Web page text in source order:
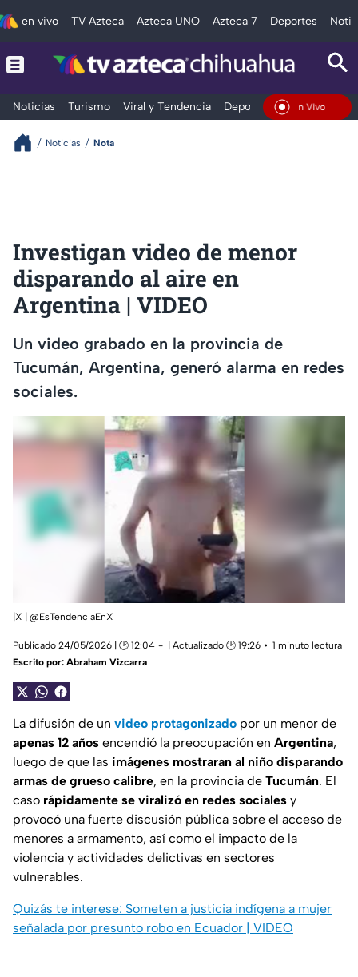
en vivo TV Azteca Azteca UNO Azteca 7 Deportes
Noticias Turismo Viral y Tendencia Deportes Espectáculos
En Vivo
Noticias Nota
Investigan video de menor
disparando al aire en
Argentina | VIDEO
Un video grabado en la provincia de
Tucumán, Argentina, generó alarma en redes
sociales.
|X | @EsTendenciaEnX
Publicado 24/05/2026 | 🕑 12:04 | Actualizado 🕑 19:26
1 minuto lectura
Escrito por: Abraham Vizcarra
La difusión de un video protagonizado por un menor de
apenas 12 años encendió la preocupación en Argentina,
luego de que las imágenes mostraran al niño disparando
armas de grueso calibre, en la provincia de Tucumán. El
caso rápidamente se viralizó en redes sociales y
provocó una fuerte discusión pública sobre el acceso de
menores a armamento, así como el impacto de la
violencia y actividades delictivas en sectores
vulnerables.
Quizás te interese: Someten a justicia indígena a mujer
señalada por presunto robo en Ecuador | VIDEO